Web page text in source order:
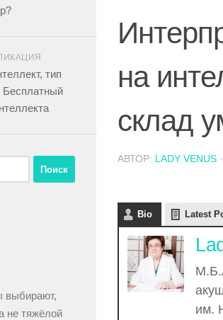
на
склад
АВТОР: LADY VENUS
Bio Latest
им.
тип
выбирают,
не тяжёлой